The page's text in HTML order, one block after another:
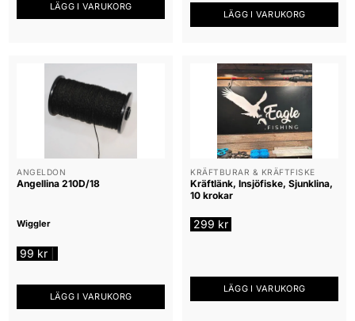
LÄGG I VARUKORG
LÄGG I VARUKORG
ANGELDON
Angellina 210D/18
Wiggler
99 kr
LÄGG I VARUKORG
KRÄFTBURAR & KRÄFTFISKE
Kräftlänk, Insjöfiske, Sjunklina,
10 krokar
299 kr
LÄGG I VARUKORG